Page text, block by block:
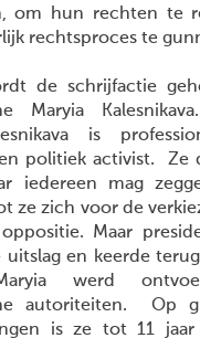
om hun rechten te
rechtsproces te
de schrijfactie
Maryia
is
politiek activist. Ze
iedereen mag
ze zich voor de
Maar
uitslag en keerde
werd
autoriteiten. Op
is ze tot 11 jaar